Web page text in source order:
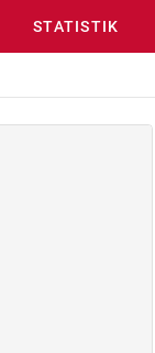
STATISTIK